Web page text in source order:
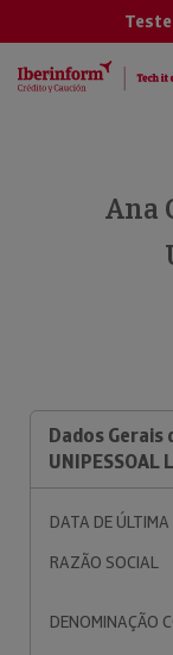
Ana
Dados Gerais
UNIPESSOAL
DATA DE
RAZÃO SOCIAL
DENOMINAÇÃO